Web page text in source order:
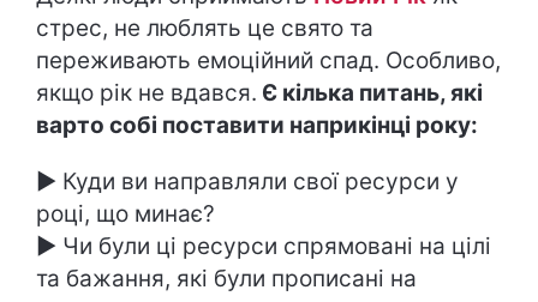
стрес, не люблять це свято та
переживають емоційний спад. Особливо,
якщо рік не вдався. Є кілька питань, які
варто собі поставити наприкінці року:
► Куди ви направляли свої ресурси у
році, що минає?
► Чи були ці ресурси спрямовані на цілі
та бажання, які були прописані на